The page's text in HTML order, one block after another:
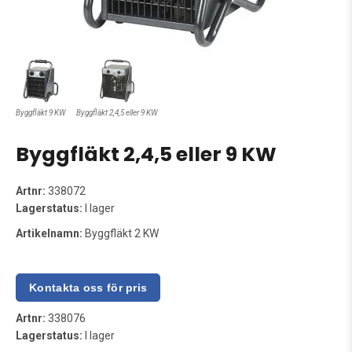
Byggfläkt 9 KW Byggfläkt 2,4,5 eller 9 KW
Byggfläkt 2,4,5 eller 9 KW
Artnr: 338072
Lagerstatus: I lager
Artikelnamn: Byggfläkt 2 KW
Artnr: 338076
Lagerstatus: I lager